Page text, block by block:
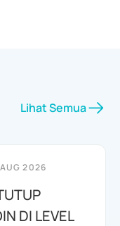
Lihat Semua
2026
DI LEVEL